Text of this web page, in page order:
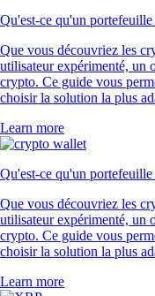
Qu'est-ce qu'un
Que vous découvriez les
utilisateur expérimenté, un
crypto. Ce guide vous
choisir la solution la plus
Learn more
Qu'est-ce qu'un
Que vous découvriez les
utilisateur expérimenté, un
crypto. Ce guide vous
choisir la solution la plus
Learn more